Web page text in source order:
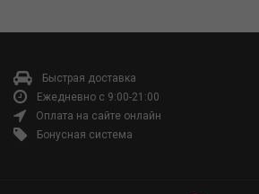
Быстрая доставка
Ежедневно с 9:00-21:00
Оплата на сайте онлайн
Бонусная система